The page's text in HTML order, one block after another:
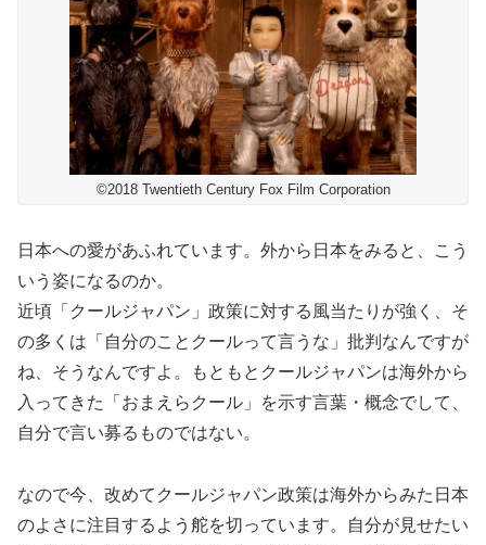
©2018 Twentieth Century Fox Film Corporation
日本への愛があふれています。外から日本をみると、こう
いう姿になるのか。
近頃「クールジャパン」政策に対する風当たりが強く、そ
の多くは「自分のことクールって言うな」批判なんですが
ね、そうなんですよ。もともとクールジャパンは海外から
入ってきた「おまえらクール」を示す言葉・概念でして、
自分で言い募るものではない。
なので今、改めてクールジャパン政策は海外からみた日本
のよさに注目するよう舵を切っています。自分が見せたい